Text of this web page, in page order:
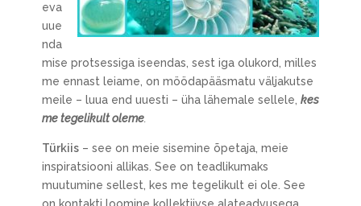
eva
uue
nda
mise protsessiga iseendas, sest iga olukord, milles
me ennast leiame, on möödapääsmatu väljakutse
meile – luua end uuesti – üha lähemale sellele, kes
me tegelikult oleme.
Türkiis– see on meie sisemine õpetaja, meie
inspiratsiooni allikas. See on teadlikumaks
muutumine sellest, kes me tegelikult ei ole. See